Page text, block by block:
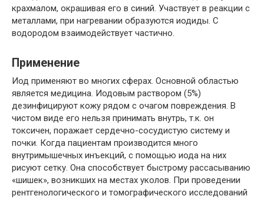
крахмалом, окрашивая его в синий. Участвует в реакции с
металлами, при нагревании образуются иодиды. С
водородом взаимодействует частично.
Применение
Иод применяют во многих сферах. Основной областью
является медицина. Иодовым раствором (5%)
дезинфицируют кожу рядом с очагом повреждения. В
чистом виде его нельзя принимать внутрь, т.к. он
токсичен, поражает сердечно-сосудистую систему и
почки. Когда пациентам производится много
внутримышечных инъекций, с помощью иода на них
рисуют сетку. Она способствует быстрому рассасыванию
«шишек», возникших на местах уколов. При проведении
рентгенологического и томографического исследований